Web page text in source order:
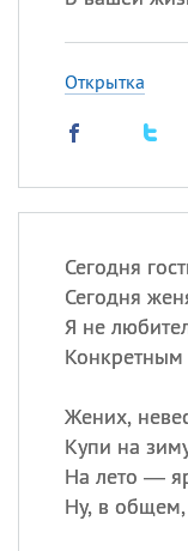
Открытка
Сегодня
Сегодня
Я не
Конкретным
Жених,
Купи на
На лето —
Ну, в общем,